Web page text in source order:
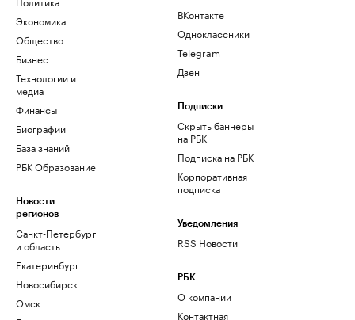
Экономика
Общество
Бизнес
Технологии и
медиа
Финансы
Биографии
База знаний
РБК Образование
Новости
регионов
Санкт-Петербург
и область
Екатеринбург
Новосибирск
Омск
ВКонтакте
Одноклассники
Telegram
Дзен
Подписки
Скрыть баннеры
на РБК
Подписка на РБК
Корпоративная
подписка
Уведомления
RSS Новости
РБК
О компании
Контактная